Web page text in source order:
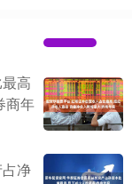
高
商年
净